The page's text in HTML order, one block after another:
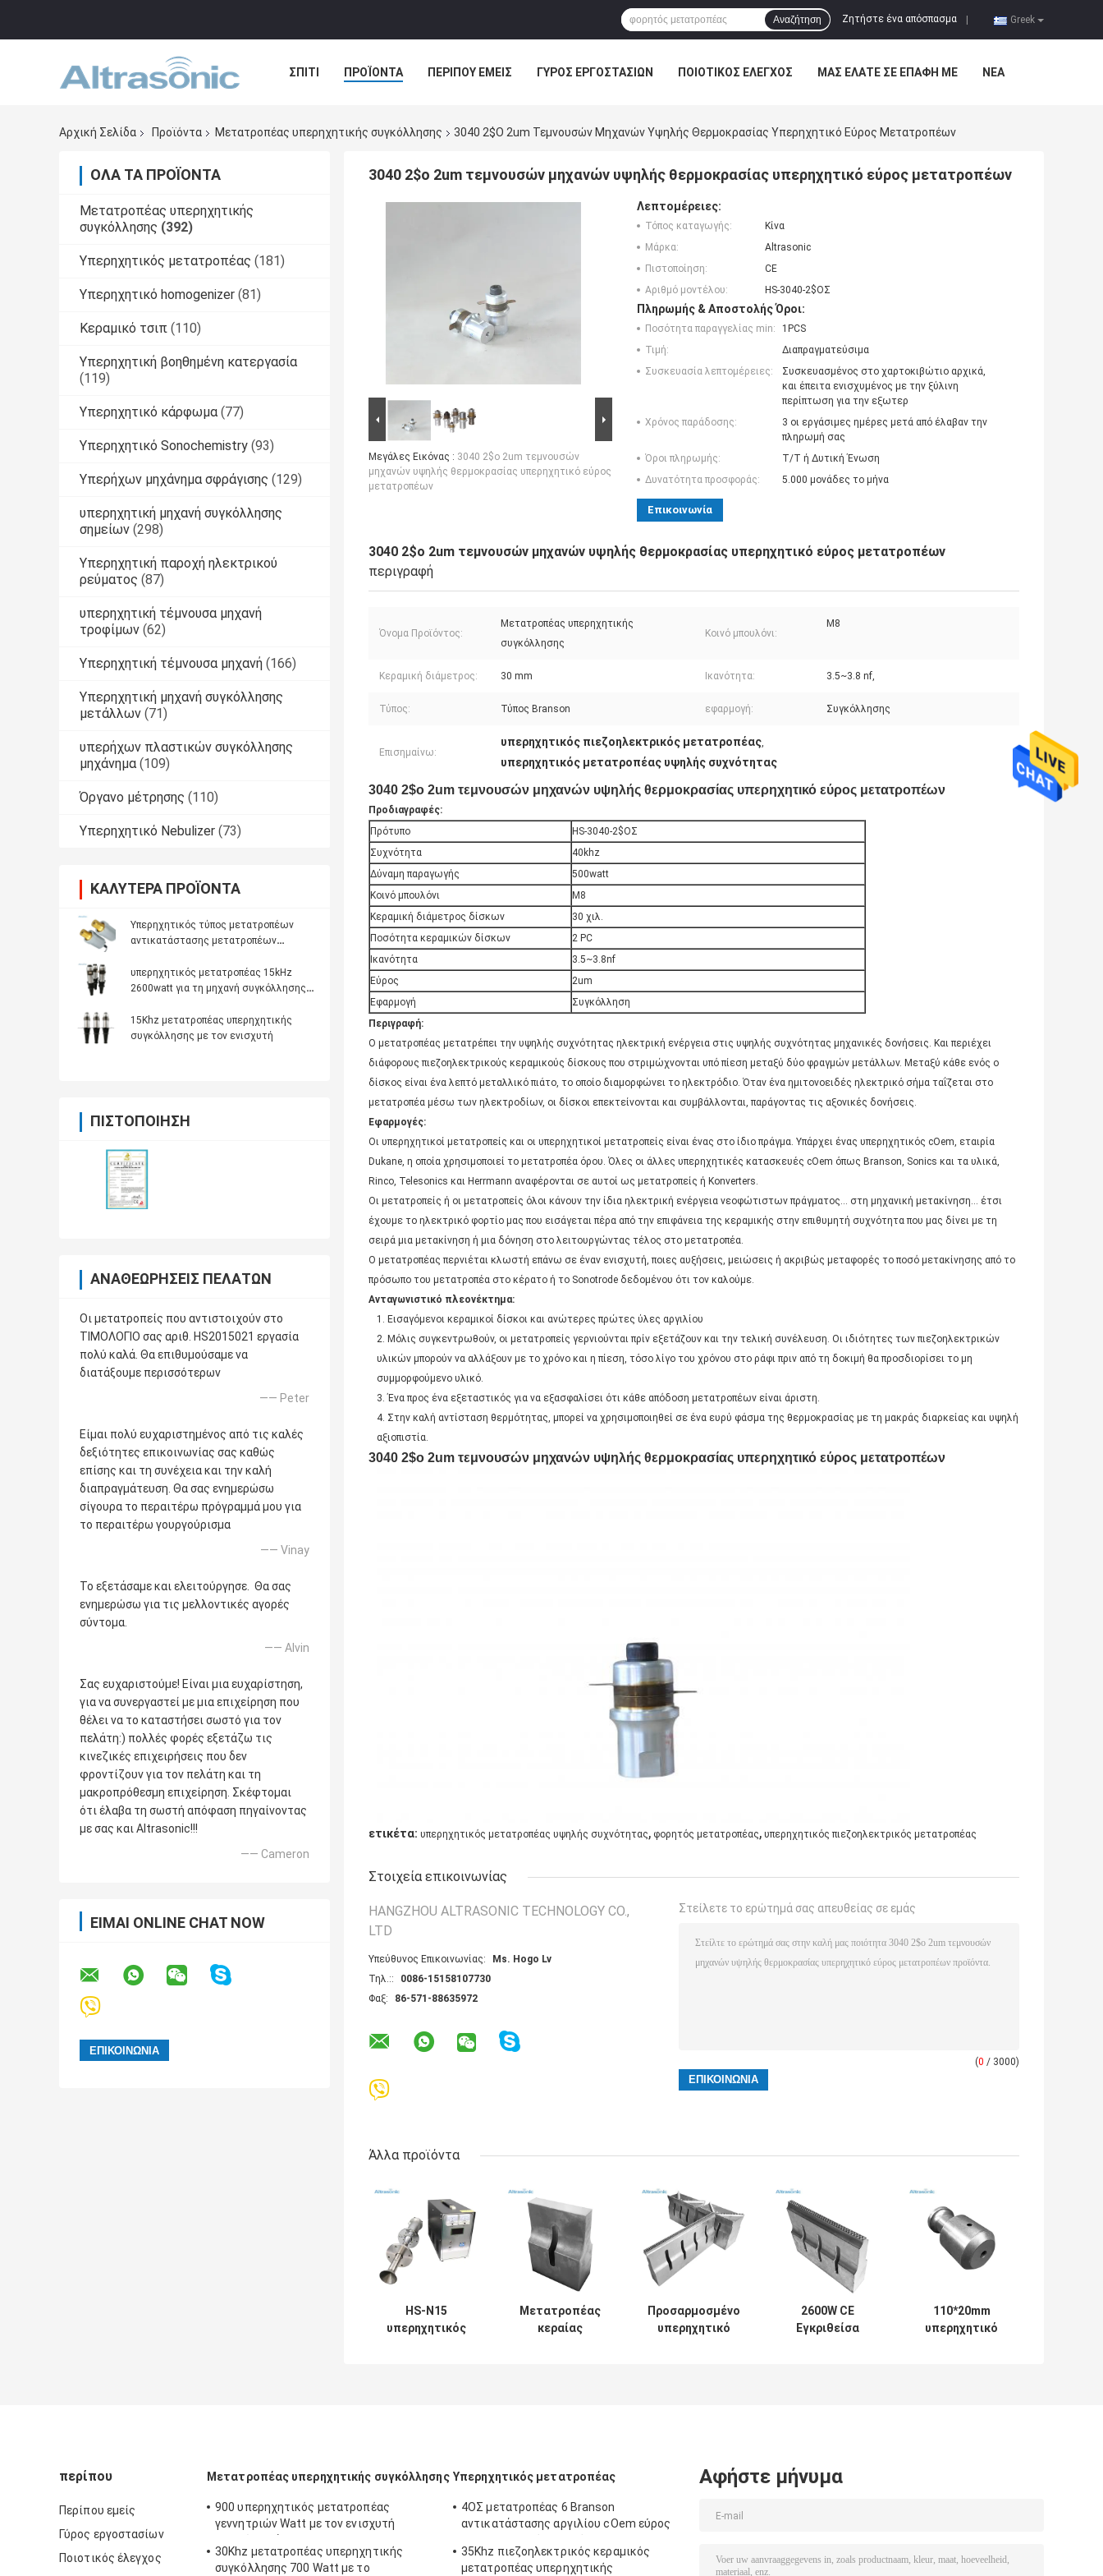
Greek
Ζητήστε ένα απόσπασμα
Αναζήτηση
ΣΠΊΤΙ ΠΡΟΪΌΝΤΑ ΠΕΡΊΠΟΥ ΕΜΕΊΣ ΓΎΡΟΣ ΕΡΓΟΣΤΑΣΊΩΝ ΠΟΙΟΤΙΚΌΣ ΈΛΕΓΧΟΣ ΜΑΣ ΕΛΆΤΕ ΣΕ ΕΠΑΦΉ ΜΕ ΝΈΑ
Αρχική Σελίδα
Προϊόντα Μετατροπέας υπερηχητικής συγκόλλησης 3040 2$ο 2um Τεμνουσών Μηχανών Υψηλής Θερμοκρασίας Υπερηχητικό Εύρος Μετατροπέων
ΌΛΑ ΤΑ ΠΡΟΪΌΝΤΑ
Μετατροπέας υπερηχητικής
συγκόλλησης (392)
Υπερηχητικός μετατροπέας (181)
Υπερηχητικό homogenizer (81)
Κεραμικό τσιπ (110)
Υπερηχητική βοηθημένη κατεργασία
(119)
Υπερηχητικό κάρφωμα (77)
Υπερηχητικό Sonochemistry (93)
Υπερήχων μηχάνημα σφράγισης (129)
υπερηχητική μηχανή συγκόλλησης
σημείων (298)
Υπερηχητική παροχή ηλεκτρικού
ρεύματος (87)
υπερηχητική τέμνουσα μηχανή
τροφίμων (62)
Υπερηχητική τέμνουσα μηχανή (166)
Υπερηχητική μηχανή συγκόλλησης
μετάλλων (71)
υπερήχων πλαστικών συγκόλλησης
μηχάνημα (109)
Όργανο μέτρησης (110)
Υπερηχητικό Nebulizer (73)
ΚΑΛΎΤΕΡΑ ΠΡΟΪΌΝΤΑ
Υπερηχητικός τύπος μετατροπέων
αντικατάστασης μετατροπέων
41S30
υπερηχητικός μετατροπέας 15kHz
2600watt για τη μηχανή συγκόλλησης
15Khz μετατροπέας υπερηχητικής
συγκόλλησης με τον ενισχυτή
ΠΙΣΤΟΠΟΊΗΣΗ
ΑΝΑΘΕΩΡΉΣΕΙΣ ΠΕΛΑΤΏΝ
Οι μετατροπείς που αντιστοιχούν στο
ΤΙΜΟΛΟΓΙΟ σας αριθ. HS2015021 εργασία
πολύ καλά. Θα επιθυμούσαμε να
διατάξουμε περισσότερων
—— Peter
Είμαι πολύ ευχαριστημένος από τις καλές
δεξιότητες επικοινωνίας σας καθώς
επίσης και τη συνέχεια και την καλή
διαπραγμάτευση. Θα σας ενημερώσω
σίγουρα το περαιτέρω πρόγραμμά μου για
το περαιτέρω γουργούρισμα
—— Vinay
Το εξετάσαμε και ελειτούργησε. Θα σας
ενημερώσω για τις μελλοντικές αγορές
σύντομα.
—— Alvin
Σας ευχαριστούμε! Είναι μια ευχαρίστηση,
για να συνεργαστεί με μια επιχείρηση που
θέλει να το καταστήσει σωστό για τον
πελάτη:) πολλές φορές εξετάζω τις
κινεζικές επιχειρήσεις που δεν
φροντίζουν για τον πελάτη και τη
μακροπρόθεσμη επιχείρηση. Σκέφτομαι
ότι έλαβα τη σωστή απόφαση πηγαίνοντας
με σας και Altrasonic!!!
—— Cameron
ΕΊΜΑΙ ONLINE CHAT NOW
3040 2$ο 2um τεμνουσών μηχανών υψηλής θερμοκρασίας υπερηχητικό εύρος μετατροπέων
Μεγάλες Εικόνας : 3040 2$ο 2um τεμνουσών
μηχανών υψηλής θερμοκρασίας υπερηχητικό εύρος
μετατροπέων
Λεπτομέρειες:
Τόπος καταγωγής:
Κίνα
Μάρκα:
Altrasonic
Πιστοποίηση:
CE
Αριθμό μοντέλου:
HS-3040-2$ΟΣ
Πληρωμής & Αποστολής Όροι:
Ποσότητα παραγγελίας min:
1PCS
Τιμή:
Διαπραγματεύσιμα
Συσκευασία λεπτομέρειες:
Συσκευασμένος στο χαρτοκιβώτιο αρχικά,
και έπειτα ενισχυμένος με την ξύλινη
περίπτωση για την εξωτερ
Χρόνος παράδοσης:
3 οι εργάσιμες ημέρες μετά από έλαβαν την
πληρωμή σας
Όροι πληρωμής:
T/T ή Δυτική Ένωση
Δυνατότητα προσφοράς:
5.000 μονάδες το μήνα
Επικοινωνία
3040 2$ο 2um τεμνουσών μηχανών υψηλής θερμοκρασίας υπερηχητικό εύρος μετατροπέων
περιγραφή
Όνομα Προϊόντος:
Μετατροπέας υπερηχητικής
συγκόλλησης
Κοινό μπουλόνι:
M8
Κεραμική διάμετρος: 30 mm Ικανότητα: 3.5~3.8 nf,
Τύπος: Τύπος Branson εφαρμογή: Συγκόλλησης
Επισημαίνω:
υπερηχητικός πιεζοηλεκτρικός μετατροπέας,
υπερηχητικός μετατροπέας υψηλής συχνότητας
3040 2$ο 2um τεμνουσών μηχανών υψηλής θερμοκρασίας υπερηχητικό εύρος μετατροπέων
Προδιαγραφές:
Πρότυπο
HS-3040-2$ΟΣ
Συχνότητα
40khz
Δύναμη παραγωγής
500watt
Κοινό μπουλόνι
M8
Κεραμική διάμετρος δίσκων
30 χιλ.
Ποσότητα κεραμικών δίσκων
2 PC
Ικανότητα
3.5~3.8nf
Εύρος
2um
Εφαρμογή
Συγκόλληση
Περιγραφή:
Ο μετατροπέας μετατρέπει την υψηλής συχνότητας ηλεκτρική ενέργεια στις υψηλής συχνότητας μηχανικές δονήσεις. Και περιέχει
διάφορους πιεζοηλεκτρικούς κεραμικούς δίσκους που στριμώχνονται υπό πίεση μεταξύ δύο φραγμών μετάλλων. Μεταξύ κάθε ενός ο
δίσκος είναι ένα λεπτό μεταλλικό πιάτο, το οποίο διαμορφώνει το ηλεκτρόδιο. Όταν ένα ημιτονοειδές ηλεκτρικό σήμα ταΐζεται στο
μετατροπέα μέσω των ηλεκτροδίων, οι δίσκοι επεκτείνονται και συμβάλλονται, παράγοντας τις αξονικές δονήσεις.
Εφαρμογές:
Οι υπερηχητικοί μετατροπείς και οι υπερηχητικοί μετατροπείς είναι ένας στο ίδιο πράγμα. Υπάρχει ένας υπερηχητικός cOem, εταιρία
Dukane, η οποία χρησιμοποιεί το μετατροπέα όρου. Όλες οι άλλες υπερηχητικές κατασκευές cOem όπως Branson, Sonics και τα υλικά,
Rinco, Telesonics και Herrmann αναφέρονται σε αυτοί ως μετατροπείς ή Konverters.
Οι μετατροπείς ή οι μετατροπείς όλοι κάνουν την ίδια ηλεκτρική ενέργεια νεοφώτιστων πράγματος… στη μηχανική μετακίνηση… έτσι
έχουμε το ηλεκτρικό φορτίο μας που εισάγεται πέρα από την επιφάνεια της κεραμικής στην επιθυμητή συχνότητα που μας δίνει με τη
σειρά μια μετακίνηση ή μια δόνηση στο λειτουργώντας τέλος στο μετατροπέα.
Ο μετατροπέας περνιέται κλωστή επάνω σε έναν ενισχυτή, ποιες αυξήσεις, μειώσεις ή ακριβώς μεταφορές το ποσό μετακίνησης από το
πρόσωπο του μετατροπέα στο κέρατο ή το Sonotrode δεδομένου ότι τον καλούμε.
Ανταγωνιστικό πλεονέκτημα:
1. Εισαγόμενοι κεραμικοί δίσκοι και ανώτερες πρώτες ύλες αργιλίου
2. Μόλις συγκεντρωθούν, οι μετατροπείς γερνιούνται πρίν εξετάζουν και την τελική συνέλευση. Οι ιδιότητες των πιεζοηλεκτρικών
υλικών μπορούν να αλλάξουν με το χρόνο και η πίεση, τόσο λίγο του χρόνου στο ράφι πριν από τη δοκιμή θα προσδιορίσει το μη
συμμορφούμενο υλικό.
3. Ένα προς ένα εξεταστικός για να εξασφαλίσει ότι κάθε απόδοση μετατροπέων είναι άριστη.
4. Στην καλή αντίσταση θερμότητας, μπορεί να χρησιμοποιηθεί σε ένα ευρύ φάσμα της θερμοκρασίας με τη μακράς διαρκείας και υψηλή
αξιοπιστία.
3040 2$ο 2um τεμνουσών μηχανών υψηλής θερμοκρασίας υπερηχητικό εύρος μετατροπέων
ετικέτα: υπερηχητικός μετατροπέας υψηλής συχνότητας, φορητός μετατροπέας, υπερηχητικός πιεζοηλεκτρικός μετατροπέας
Στοιχεία επικοινωνίας
HANGZHOU ALTRASONIC TECHNOLOGY CO.,
LTD
Υπεύθυνος Επικοινωνίας:
Ms. Hogo Lv
Τηλ.::
0086-15158107730
Φαξ:
86-571-88635972
Στείλετε το ερώτημά σας απευθείας σε εμάς
(0 / 3000)
Άλλα προϊόντα
HS-N15
υπερηχητικός
Μετατροπέας
κεραίας
Προσαρμοσμένο
υπερηχητικό
2600W CE
Εγκριθείσα
110*20mm
υπερηχητικό
περίπου
Περίπου εμείς
Γύρος εργοστασίων
Ποιοτικός έλεγχος
Μετατροπέας υπερηχητικής συγκόλλησης
900 υπερηχητικός μετατροπέας
γεννητριών Watt με τον ενισχυτή
30Khz μετατροπέας υπερηχητικής
συγκόλλησης 700 Watt με το
Υπερηχητικός μετατροπέας
4ΟΣ μετατροπέας 6 Branson
αντικατάστασης αργιλίου cOem εύρος
35Khz πιεζοηλεκτρικός κεραμικός
μετατροπέας υπερηχητικής
Αφήστε μήνυμα